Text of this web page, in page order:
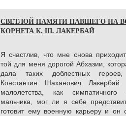
СВЕТЛОЙ ПАМЯТИ ПАВШЕГО НА
КОРНЕТА К. Ш. ЛАКЕРБАЙ
Я счастлив, что мне снова
той для меня дорогой Абхазии,
дала таких доблестных
Константин Шаханович
малолетства, как симпатичного
мальчика, мог ли я себе
готовит ему военную карьеру и он